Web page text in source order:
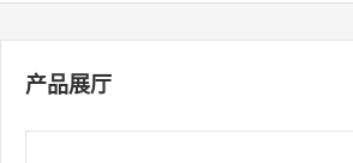
产品展厅